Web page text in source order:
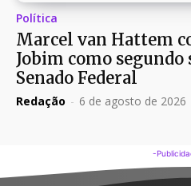
Política
Marcel van Hattem
Jobim como segundo
Senado Federal
Redação - 6 de agosto de 2026
-